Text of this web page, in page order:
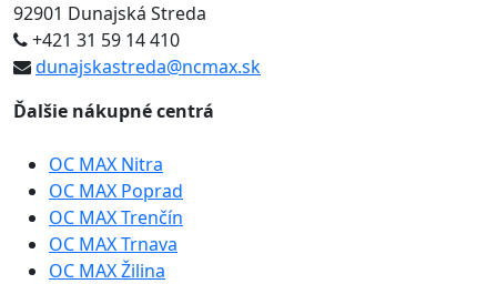
92901 Dunajská Streda
+421 31 59 14 410
dunajskastreda@ncmax.sk
Ďalšie nákupné centrá
OC MAX Nitra
OC MAX Poprad
OC MAX Trenčín
OC MAX Trnava
OC MAX Žilina